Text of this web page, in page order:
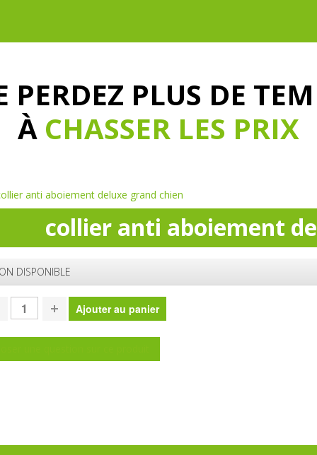
PERDEZ PLUS DE
À CHASSER LES PRIX
anti aboiement deluxe grand chien
collier anti aboiement
DISPONIBLE